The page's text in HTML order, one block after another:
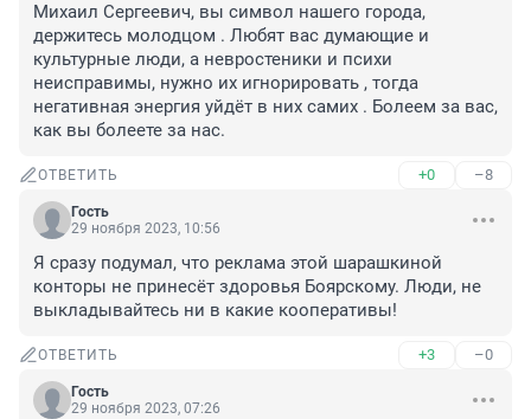
Михаил Сергеевич, вы символ нашего города,
держитесь молодцом . Любят вас думающие и
культурные люди, а невростеники и психи
неисправимы, нужно их игнорировать , тогда
негативная энергия уйдёт в них самих . Болеем за вас,
как вы болеете за нас.
ОТВЕТИТЬ +0 –8
Гость
29 ноября 2023, 10:56
Я сразу подумал, что реклама этой шарашкиной
конторы не принесёт здоровья Боярскому. Люди, не
выкладывайтесь ни в какие кооперативы!
ОТВЕТИТЬ +3 –0
Гость
29 ноября 2023, 07:26